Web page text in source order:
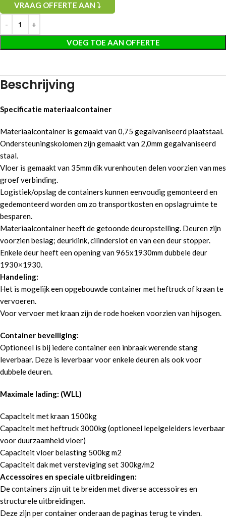
VRAAG OFFERTE AAN ⤵
VOEG TOE AAN OFFERTE
Beschrijving
Specificatie materiaalcontainer
Materiaalcontainer is gemaakt van 0,75 gegalvaniseerd plaatstaal.
Ondersteuningskolomen zijn gemaakt van 2,0mm gegalvaniseerd
staal.
Vloer is gemaakt van 35mm dik vurenhouten delen voorzien van mes
groef verbinding.
Logistiek/opslag de containers kunnen eenvoudig gemonteerd en
gedemonteerd worden om zo transportkosten en opslagruimte te
besparen.
Materiaalcontainer heeft de getoonde deuropstelling. Deuren zijn
voorzien beslag; deurklink, cilinderslot en van een deur stopper.
Enkele deur heeft een opening van 965x1930mm dubbele deur
1930×1930.
Handeling:
Het is mogelijk een opgebouwde container met heftruck of kraan te
vervoeren.
Voor vervoer met kraan zijn de rode hoeken voorzien van hijsogen.
Container beveiliging:
Optioneel is bij iedere container een inbraak werende stang
leverbaar. Deze is leverbaar voor enkele deuren als ook voor
dubbele deuren.
Maximale lading: (WLL)
Capaciteit met kraan 1500kg
Capaciteit met heftruck 3000kg (optioneel lepelgeleiders leverbaar
voor duurzaamheid vloer)
Capaciteit vloer belasting 500kg m2
Capaciteit dak met versteviging set 300kg/m2
Accessoires en speciale uitbreidingen:
De containers zijn uit te breiden met diverse accessoires en
structurele uitbreidingen.
Deze zijn per container onderaan de paginas terug te vinden.